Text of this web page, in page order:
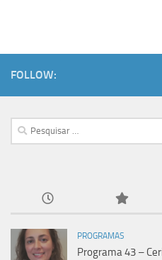
FOLLOW:
Pesquisar
por:
PROGRAMAS
Programa 43 –